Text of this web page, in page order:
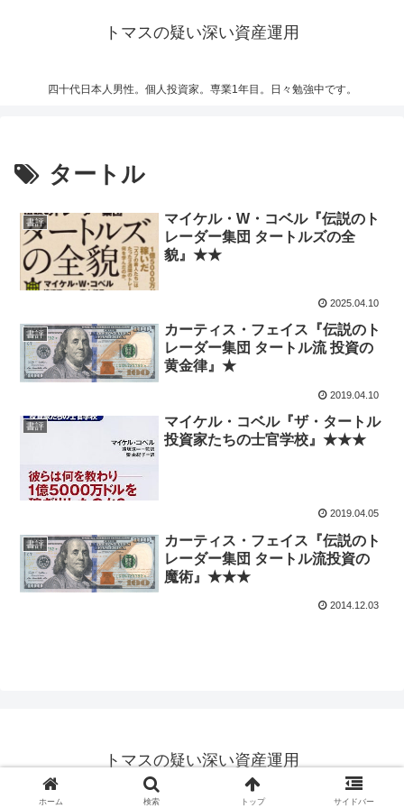
トマスの疑い深い資産運用
四十代日本人男性。個人投資家。専業1年目。日々勉強中です。
タートル
書評
マイケル・W・コベル『伝説のト
レーダー集団 タートルズの全
貌』★★
2025.04.10
書評
カーティス・フェイス『伝説のト
レーダー集団 タートル流 投資の
黄金律』★
2019.04.10
書評
マイケル・コベル『ザ・タートル
投資家たちの士官学校』★★★
2019.04.05
書評
カーティス・フェイス『伝説のト
レーダー集団 タートル流投資の
魔術』★★★
2014.12.03
トマスの疑い深い資産運用
© 2014-2026 トマスの疑い深い資産運用.
ホーム 検索 トップ サイドバー